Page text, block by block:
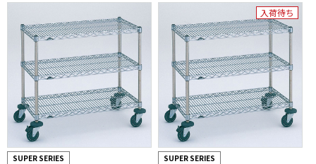
SUPER SERIES
入荷待ち
SUPER SERIES